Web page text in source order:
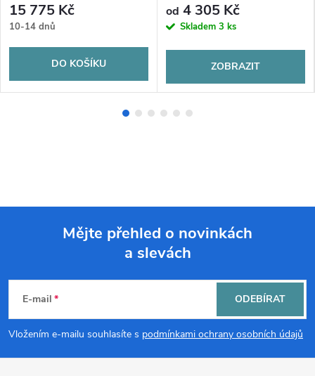
15 775 Kč
10-14 dnů
DO KOŠÍKU
od 4 305 Kč
Skladem 3 ks
ZOBRAZIT
p
Mějte přehled o novinkách
a slevách
E-mail
Vložením e-mailu souhlasíte s podmínkami ochrany osobních údajů
ODEBÍRAT